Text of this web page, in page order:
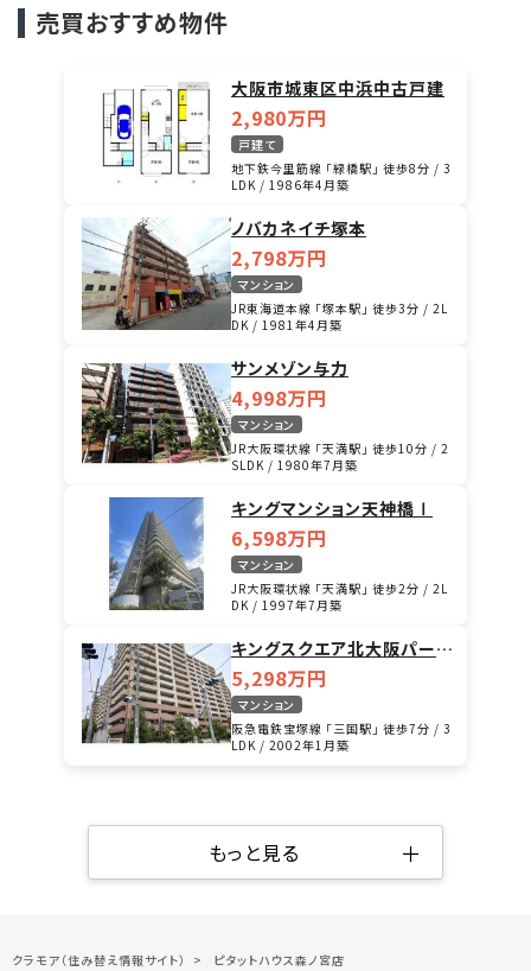
クラモア（住み替え情報サイト） ピタットハウス森ノ宮店
売買おすすめ物件
大阪市城東区中浜中古戸建
2,980万円
戸建て
地下鉄今里筋線 「緑橋駅」 徒歩8分 / 3
LDK / 1986年4月築
ノバカネイチ塚本
2,798万円
マンション
JR東海道本線 「塚本駅」 徒歩3分 / 2L
DK / 1981年4月築
サンメゾン与力
4,998万円
マンション
JR大阪環状線 「天満駅」 徒歩10分 / 2
SLDK / 1980年7月築
キングマンション天神橋Ⅰ
6,598万円
マンション
JR大阪環状線 「天満駅」 徒歩2分 / 2L
DK / 1997年7月築
キングスクエア北大阪パーク
フェリス Ⅰ番館
5,298万円
マンション
阪急電鉄宝塚線 「三国駅」 徒歩7分 / 3
LDK / 2002年1月築
もっと見る ＋